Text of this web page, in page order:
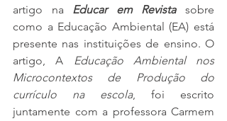
artigo na Educar em Revista sobre
como a Educação Ambiental (EA) está
presente nas instituições de ensino. O
artigo, A Educação Ambiental nos
Microcontextos de Produção do
currículo na escola, foi escrito
juntamente com a professora Carmem